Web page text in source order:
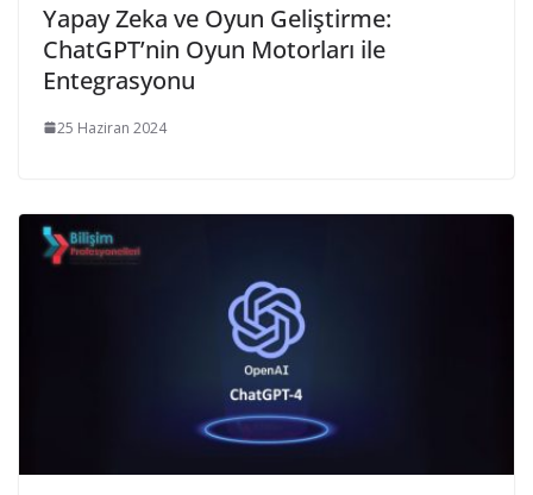
Yapay Zeka ve Oyun Geliştirme:
ChatGPT’nin Oyun Motorları ile
Entegrasyonu
25 Haziran 2024